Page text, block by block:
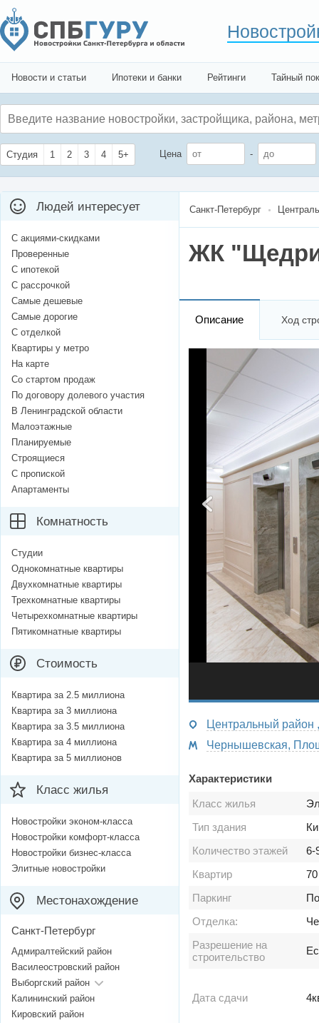
Новости и статьи Ипотеки и банки Рейтинги Тайный
Студия 1 2 3 4 5+ Цена -
Санкт-Петербург
ЖК
Описание Ход
Центральный район
Характеристики
Класс жилья
Тип здания
Количество этажей
6-
Квартир
70
Паркинг
Отделка:
Разрешение на
строительство
Дата сдачи
Людей интересует
С акциями-скидками
Проверенные
С ипотекой
С рассрочкой
Самые дешевые
Самые дорогие
С отделкой
Квартиры у метро
На карте
Со стартом продаж
По договору долевого участия
В Ленинградской области
Малоэтажные
Планируемые
Строящиеся
С пропиской
Апартаменты
Комнатность
Студии
Однокомнатные квартиры
Двухкомнатные квартиры
Трехкомнатные квартиры
Четырехкомнатные квартиры
Пятикомнатные квартиры
Стоимость
Квартира за 2.5 миллиона
Квартира за 3 миллиона
Квартира за 3.5 миллиона
Квартира за 4 миллиона
Квартира за 5 миллионов
Класс жилья
Новостройки эконом-класса
Новостройки комфорт-класса
Новостройки бизнес-класса
Элитные новостройки
Местонахождение
Санкт-Петербург
Адмиралтейский район
Василеостровский район
Выборгский район
Калининский район
Кировский район